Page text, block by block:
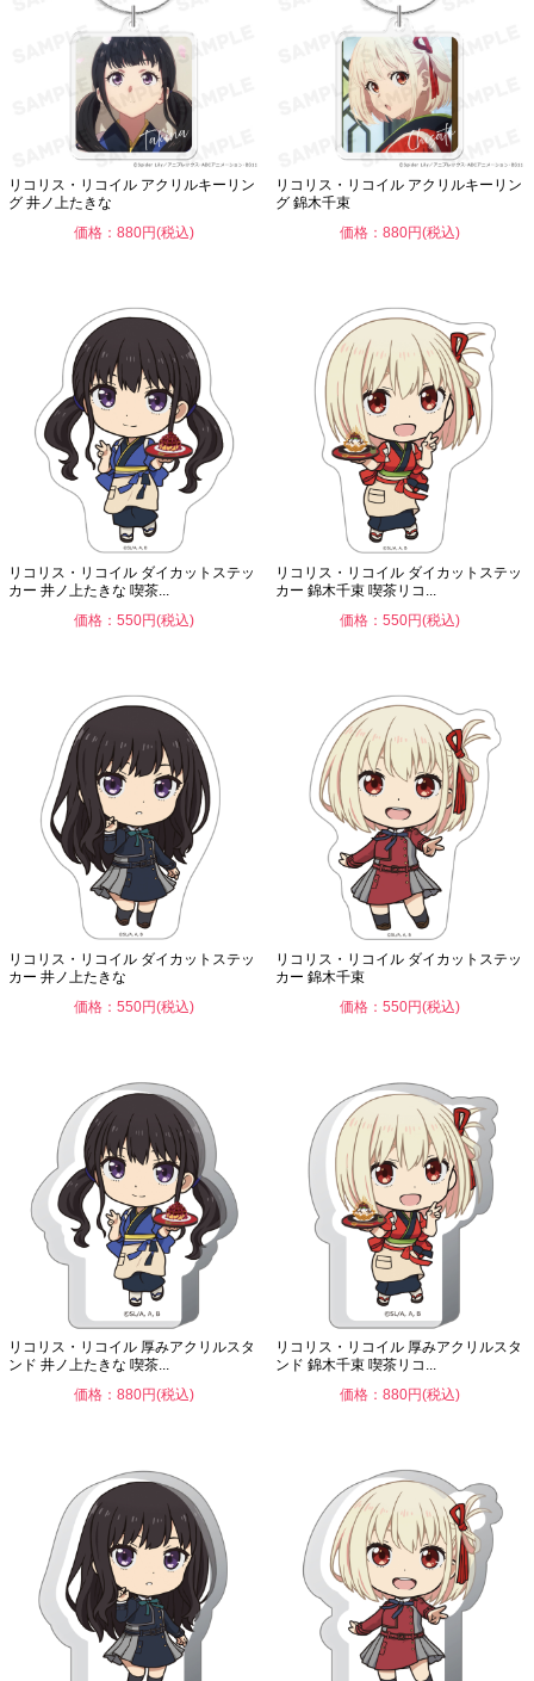
リコリス・リコイル アクリルキーリン
グ 井ノ上たきな
価格：880円(税込)
リコリス・リコイル アクリルキーリン
グ 錦木千束
価格：880円(税込)
リコリス・リコイル ダイカットステッ
カー 井ノ上たきな 喫茶...
価格：550円(税込)
リコリス・リコイル ダイカットステッ
カー 錦木千束 喫茶リコ...
価格：550円(税込)
リコリス・リコイル ダイカットステッ
カー 井ノ上たきな
価格：550円(税込)
リコリス・リコイル ダイカットステッ
カー 錦木千束
価格：550円(税込)
リコリス・リコイル 厚みアクリルスタ
ンド 井ノ上たきな 喫茶...
価格：880円(税込)
リコリス・リコイル 厚みアクリルスタ
ンド 錦木千束 喫茶リコ...
価格：880円(税込)